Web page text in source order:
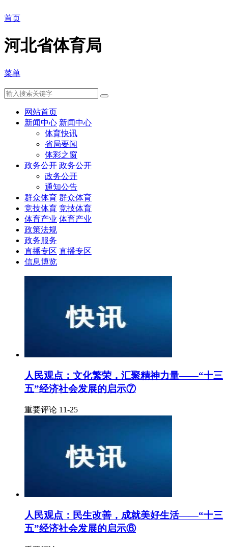
首页
河北省体育局
菜单
网站首页
新闻中心 新闻中心
体育快讯
省局要闻
体彩之窗
政务公开 政务公开
政务公开
通知公告
群众体育 群众体育
竞技体育 竞技体育
体育产业 体育产业
政策法规
政务服务
直播专区 直播专区
信息博览
人民观点：文化繁荣，汇聚精神力量——“十三
五”经济社会发展的启示⑦
重要评论 11-25
人民观点：民生改善，成就美好生活——“十三
五”经济社会发展的启示⑥